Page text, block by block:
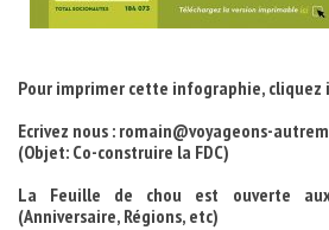
Pour imprimer cette infographie, cliquez
Ecrivez nous : romain@voyageons-
(Objet: Co-construire la FDC)
La Feuille de chou est ouverte
(Anniversaire, Régions, etc)